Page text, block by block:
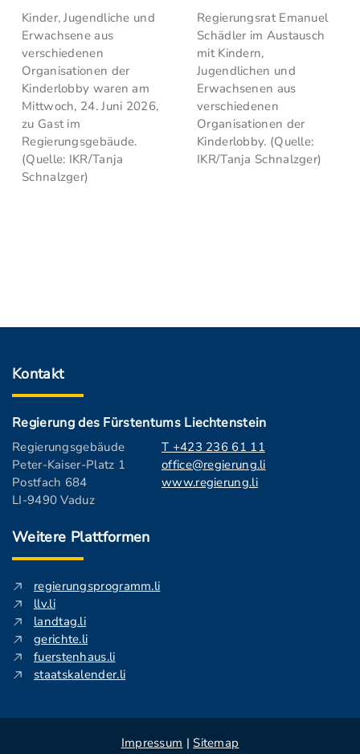
Kinder, Jugendliche und
Erwachsene aus
verschiedenen
Organisationen der
Kinderlobby waren am
Mittwoch, 24. Juni 2026,
zu Gast im
Regierungsgebäude.
(Quelle: IKR/Tanja
Schnalzger)
Regierungsrat Emanuel
Schädler im Austausch
mit Kindern,
Jugendlichen und
Erwachsenen aus
verschiedenen
Organisationen der
Kinderlobby. (Quelle:
IKR/Tanja Schnalzger)
Kontakt
Regierung des Fürstentums Liechtenstein
Regierungsgebäude
Peter-Kaiser-Platz 1
Postfach 684
LI-9490 Vaduz
T +423 236 61 11
office@regierung.li
www.regierung.li
Weitere Plattformen
regierungsprogramm.li
llv.li
landtag.li
gerichte.li
fuerstenhaus.li
staatskalender.li
Impressum | Sitemap